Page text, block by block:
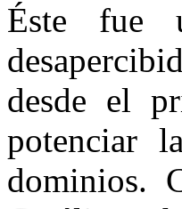
Éste fue
desde el
potenciar
dominios.